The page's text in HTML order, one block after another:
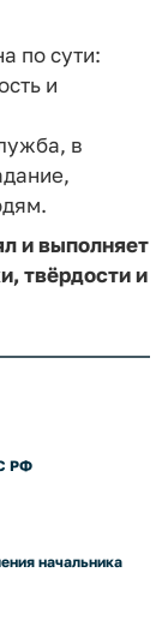
по сути:
и
в
и выполняет
твёрдости и
РФ
начальника